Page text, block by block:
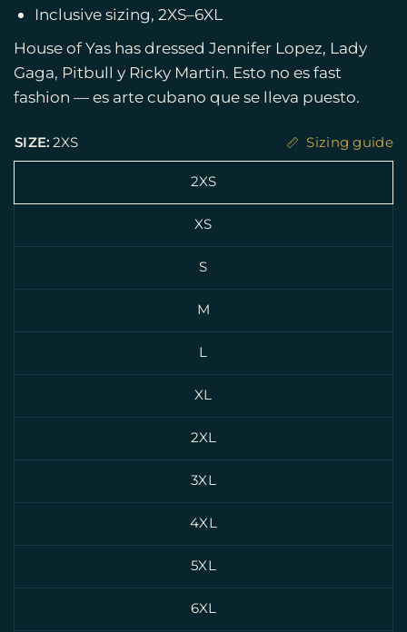
Inclusive sizing, 2XS–6XL
House of Yas has dressed Jennifer Lopez, Lady
Gaga, Pitbull y Ricky Martin. Esto no es fast
fashion — es arte cubano que se lleva puesto.
SIZE: 2XS Sizing guide
2XS
XS
S
M
L
XL
2XL
3XL
4XL
5XL
6XL